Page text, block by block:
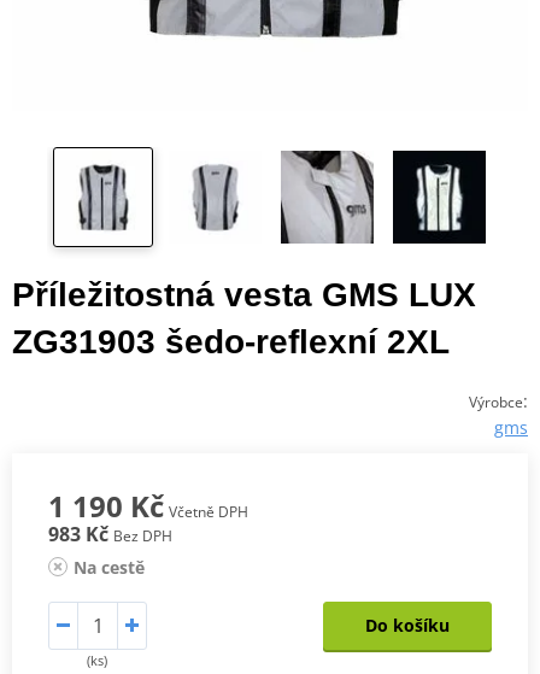
Příležitostná vesta GMS LUX
ZG31903 šedo-reflexní 2XL
Výrobce:
gms
1 190 Kč Včetně DPH
983 Kč Bez DPH
Na cestě
(ks)
Do košíku